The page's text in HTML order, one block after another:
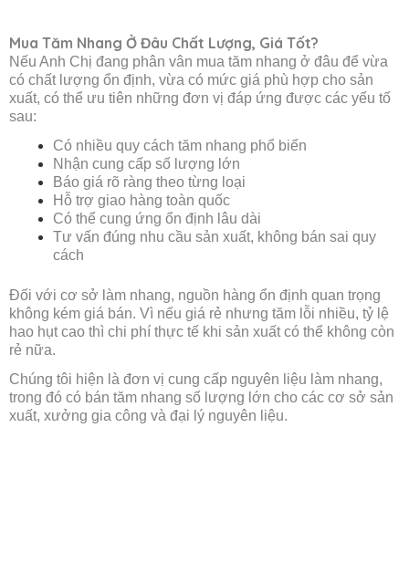
Mua Tăm Nhang Ở Đâu Chất Lượng, Giá Tốt?
Nếu Anh Chị đang phân vân mua tăm nhang ở đâu để vừa
có chất lượng ổn định, vừa có mức giá phù hợp cho sản
xuất, có thể ưu tiên những đơn vị đáp ứng được các yếu tố
sau:
Có nhiều quy cách tăm nhang phổ biến
Nhận cung cấp số lượng lớn
Báo giá rõ ràng theo từng loại
Hỗ trợ giao hàng toàn quốc
Có thể cung ứng ổn định lâu dài
Tư vấn đúng nhu cầu sản xuất, không bán sai quy
cách
Đối với cơ sở làm nhang, nguồn hàng ổn định quan trọng
không kém giá bán. Vì nếu giá rẻ nhưng tăm lỗi nhiều, tỷ lệ
hao hụt cao thì chi phí thực tế khi sản xuất có thể không còn
rẻ nữa.
Chúng tôi hiện là đơn vị cung cấp nguyên liệu làm nhang,
trong đó có bán tăm nhang số lượng lớn cho các cơ sở sản
xuất, xưởng gia công và đại lý nguyên liệu.